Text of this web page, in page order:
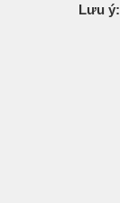
Lưu ý: